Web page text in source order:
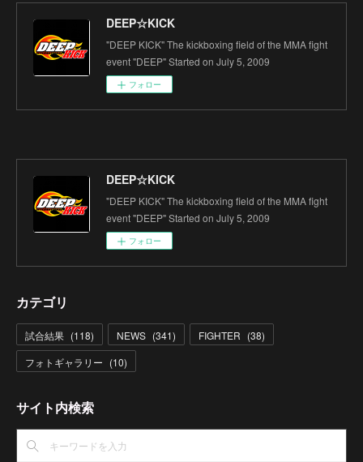
DEEP☆KICK
"DEEP KICK" The kickboxing field of the MMA fight
event "DEEP" Started on July 5, 2009
フォロー
DEEP☆KICK
"DEEP KICK" The kickboxing field of the MMA fight
event "DEEP" Started on July 5, 2009
フォロー
カテゴリ
試合結果 (118) NEWS (341) FIGHTER (38)
フォトギャラリー (10)
サイト内検索